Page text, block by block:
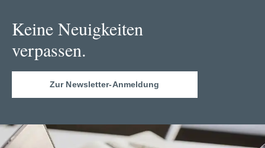
Keine Neuigkeiten
verpassen.
Zur Newsletter-Anmeldung